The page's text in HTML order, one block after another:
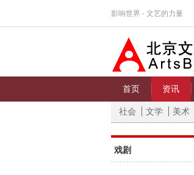
影响世界 - 文艺的力量
首页 资讯
社会
文学 美术
戏剧